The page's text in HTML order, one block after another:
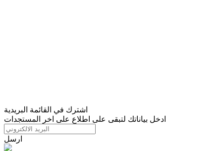
اشترك في القائمة البريدية
ادخل بياناتك لتبقى على اطلاع على اخر المستجدات
ارسل